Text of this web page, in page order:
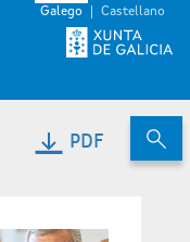
Galego Castellano
PDF